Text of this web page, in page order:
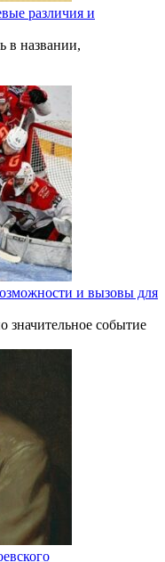
различия и
в названии,
и вызовы для
значительное событие